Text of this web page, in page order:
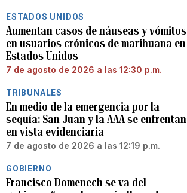
ESTADOS UNIDOS
Aumentan casos de náuseas y vómitos
en usuarios crónicos de marihuana en
Estados Unidos
7 de agosto de 2026 a las 12:30 p.m.
TRIBUNALES
En medio de la emergencia por la
sequía: San Juan y la AAA se enfrentan
en vista evidenciaria
7 de agosto de 2026 a las 12:19 p.m.
GOBIERNO
Francisco Domenech se va del